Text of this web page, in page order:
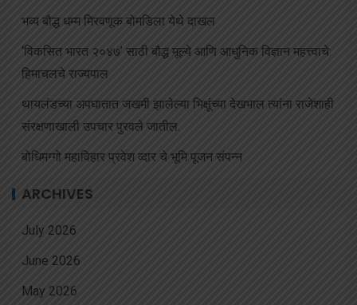
भव्य बौद्ध धम्म मिरवणूक बोमडिला येथे दाखल
‘विकसित भारत २०४७’ साठी बौद्ध मूल्ये आणि आधुनिक विज्ञान महत्त्वाचे:
हिमाचलचे राज्यपाल
थायलंडच्या अपघातात जखमी झालेल्या भिक्षूंच्या देखभाल त्यांना राजेशाही
संरक्षणाखाली उपचार पुरवले जातील.
बोधिमग्गो महाविहार प्रवेश व्दार चे भूमि पूजन संपन्न
ARCHIVES
July 2026
June 2026
May 2026